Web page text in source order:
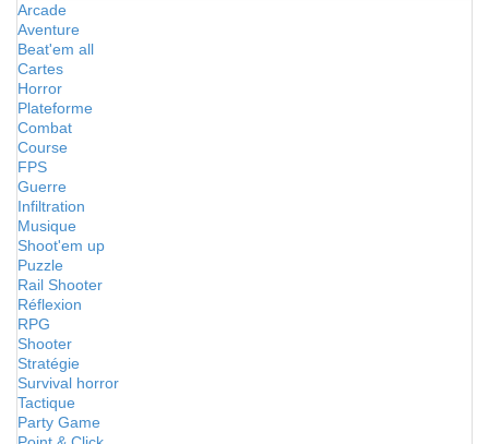
Arcade
Aventure
Beat'em all
Cartes
Horror
Plateforme
Combat
Course
FPS
Guerre
Infiltration
Musique
Shoot'em up
Puzzle
Rail Shooter
Réflexion
RPG
Shooter
Stratégie
Survival horror
Tactique
Party Game